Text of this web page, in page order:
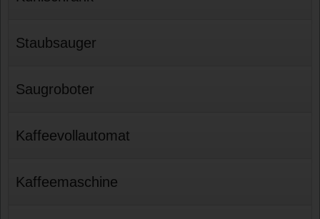
Staubsauger
Saugroboter
Kaffeevollautomat
Kaffeemaschine